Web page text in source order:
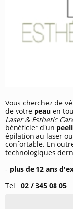
Vous cherchez de
de votre peau en
Laser & Esthetic
bénéficier d'un
épilation au laser
confortable. En
technologiques
- plus de 12 ans
Tel : 02 / 345 08 05